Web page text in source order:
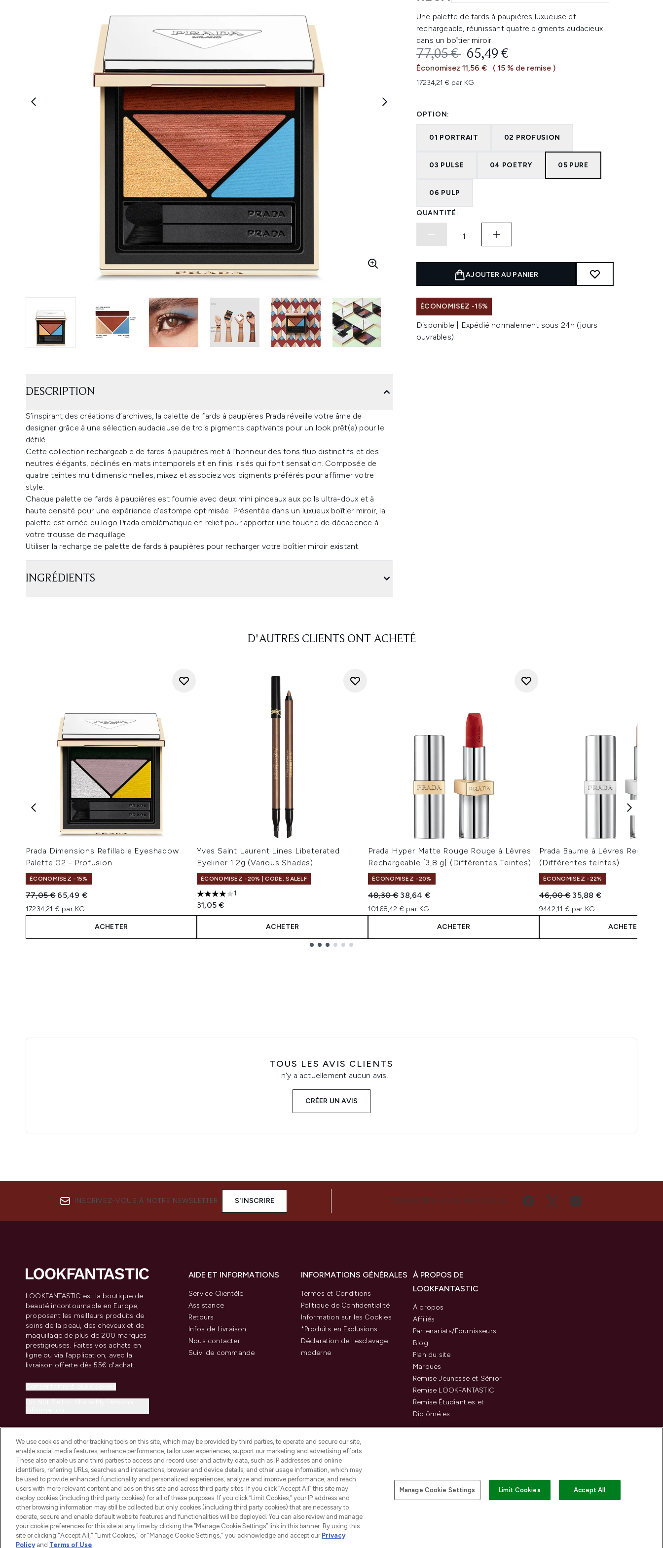
Une palette de fards à paupières luxueuse et
rechargeable, réunissant quatre pigments audacieux
dans un boîtier miroir.
PRIX DE VENTE :
77,05 € PRIX ​​ACTUEL :
65,49 €
Économisez 11,56 € ( 15 % de remise )
17234,21 € par KG
OPTION:
01 PORTRAIT 02 PROFUSION
03 PULSE 04 POETRY 05 PURE
06 PULP
QUANTITÉ:
AJOUTER AU PANIER
ÉCONOMISEZ -15%
Disponible | Expédié normalement sous 24h (jours
ouvrables)
DESCRIPTION
S’inspirant des créations d’archives, la palette de fards à paupières Prada réveille votre âme de
designer grâce à une sélection audacieuse de trois pigments captivants pour un look prêt(e) pour le
défilé.
Cette collection rechargeable de fards à paupières met à l’honneur des tons fluo distinctifs et des
neutres élégants, déclinés en mats intemporels et en finis irisés qui font sensation. Composée de
quatre teintes multidimensionnelles, mixez et associez vos pigments préférés pour affirmer votre
style.
Chaque palette de fards à paupières est fournie avec deux mini pinceaux aux poils ultra-doux et à
haute densité pour une expérience d’estompe optimisée. Présentée dans un luxueux boîtier miroir, la
palette est ornée du logo Prada emblématique en relief pour apporter une touche de décadence à
votre trousse de maquillage.
Utiliser la recharge de palette de fards à paupières pour recharger votre boîtier miroir existant.
INGRÉDIENTS
D'AUTRES CLIENTS ONT ACHETÉ
Prada Dimensions Refillable Eyeshadow
Palette 02 - Profusion
ÉCONOMISEZ -15%
Prix de vente :
77,05 € Prix ​​actuel :
65,49 €
17234,21 € par KG
ACHETER
Yves Saint Laurent Lines Libeterated
Eyeliner 1.2g (Various Shades)
ÉCONOMISEZ -20% | CODE: SALELF
4 étoiles sur un maximum de 5
1
31,05 €
ACHETER
Prada Hyper Matte Rouge Rouge à Lèvres
Rechargeable [3,8 g] (Différentes Teintes)
ÉCONOMISEZ -20%
Prix de vente :
48,30 € Prix ​​actuel :
38,64 €
10168,42 € par KG
ACHETER
Prada Baume à Lèvres
(Différentes teintes)
ÉCONOMISEZ -22%
Prix de vente :
46,00 € Prix ​​actuel :
35,88 €
9442,11 € par KG
ACHETER
TOUS LES AVIS CLIENTS
Il n'y a actuellement aucun avis.
CRÉER UN AVIS
INSCRIVEZ-VOUS À NOTRE NEWSLETTER S'INSCRIRE CONNECTEZ-VOUS AVEC NOUS
LOOKFANTASTIC est la boutique de
beauté incontournable en Europe,
proposant les meilleurs produits de
soins de la peau, des cheveux et de
maquillage de plus de 200 marques
prestigieuses. Faites vos achats en
ligne ou via l’application, avec la
livraison offerte dès 55€ d'achat.
AIDE ET INFORMATIONS
Service Clientèle
Assistance
Retours
Infos de Livraison
Nous contacter
Suivi de commande
INFORMATIONS GÉNÉRALES
Termes et Conditions
Politique de Confidentialité
Information sur les Cookies
*Produits en Exclusions
Déclaration de l'esclavage
moderne
À PROPOS DE
LOOKFANTASTIC
À propos
Affiliés
Partenariats/Fournisseurs
Blog
Plan du site
Marques
Remise Jeunesse et Sénior
Remise LOOKFANTASTIC
Remise Étudiant.es et
Diplômé.es
2026 THG Beauty Europe GmbH Maximilianstrasse 54 80538 Munich Payer en toute sécurité avec
We use cookies and other tracking tools on this site, which may be provided by third parties, to operate and secure our site,
enable social media features, enhance performance, tailor user experiences, support our marketing and advertising efforts.
These also enable us and third parties to access and record user and activity data, such as IP addresses and online
identifiers, referring URLs, searches and interactions, browser and device details, and other usage information, which may
be used to provide enhanced functionality and personalized experiences, analyze and improve performance, and reach
users with more relevant content and ads on this site and across third party sites. If you click “Accept All” this site may
deploy cookies (including third party cookies) for all of these purposes. If you click “Limit Cookies,” your IP address and
other browsing information may still be collected but only cookies (including third party cookies) that are necessary to
operate, secure and enable default website features and functionalities will be deployed. You can also review and manage
your cookie preferences for this site at any time by clicking the “Manage Cookie Settings” link in this banner. By using this
site or clicking "Accept All," "Limit Cookies," or "Manage Cookie Settings," you acknowledge and accept our Privacy
Policyand Terms of Use.
Manage Cookie Settings Limit Cookies Accept All